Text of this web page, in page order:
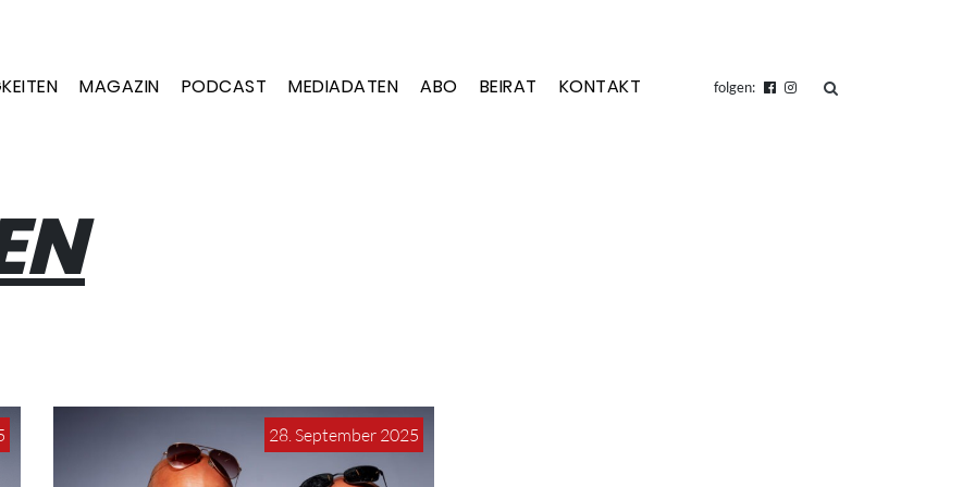
MAGAZIN PODCAST MEDIADATEN ABO BEIRAT KONTAKT folgen: suchen
28. September 2025